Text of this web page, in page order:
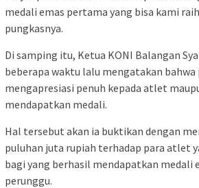
medali emas pertama yang bisa kami
pungkasnya.
Di samping itu, Ketua KONI Balangan
beberapa waktu lalu mengatakan bahwa
mengapresiasi penuh kepada atlet
mendapatkan medali.
Hal tersebut akan ia buktikan dengan
puluhan juta rupiah terhadap para atlet
bagi yang berhasil mendapatkan medali
perunggu.